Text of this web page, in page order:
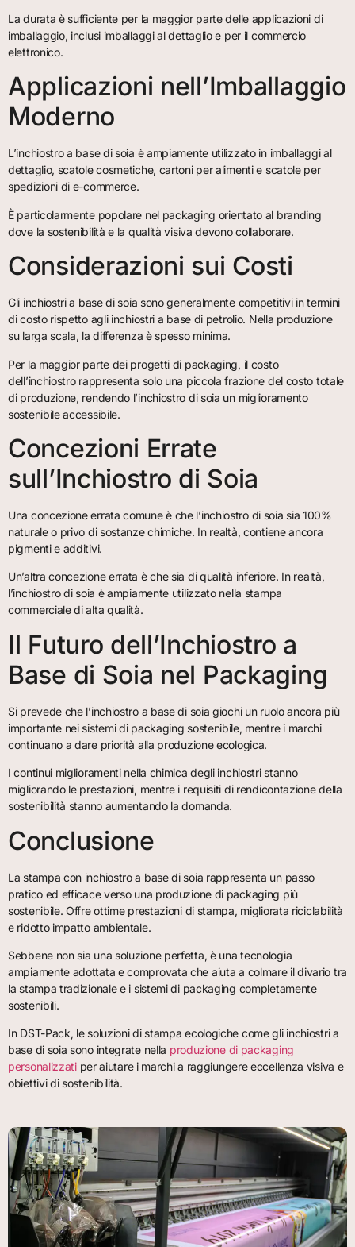
La durata è sufficiente per la maggior parte delle applicazioni di
imballaggio, inclusi imballaggi al dettaglio e per il commercio
elettronico.
Applicazioni nell’Imballaggio
Moderno
L’inchiostro a base di soia è ampiamente utilizzato in imballaggi al
dettaglio, scatole cosmetiche, cartoni per alimenti e scatole per
spedizioni di e-commerce.
È particolarmente popolare nel packaging orientato al branding
dove la sostenibilità e la qualità visiva devono collaborare.
Considerazioni sui Costi
Gli inchiostri a base di soia sono generalmente competitivi in termini
di costo rispetto agli inchiostri a base di petrolio. Nella produzione
su larga scala, la differenza è spesso minima.
Per la maggior parte dei progetti di packaging, il costo
dell’inchiostro rappresenta solo una piccola frazione del costo totale
di produzione, rendendo l’inchiostro di soia un miglioramento
sostenibile accessibile.
Concezioni Errate
sull’Inchiostro di Soia
Una concezione errata comune è che l’inchiostro di soia sia 100%
naturale o privo di sostanze chimiche. In realtà, contiene ancora
pigmenti e additivi.
Un’altra concezione errata è che sia di qualità inferiore. In realtà,
l’inchiostro di soia è ampiamente utilizzato nella stampa
commerciale di alta qualità.
Il Futuro dell’Inchiostro a
Base di Soia nel Packaging
Si prevede che l’inchiostro a base di soia giochi un ruolo ancora più
importante nei sistemi di packaging sostenibile, mentre i marchi
continuano a dare priorità alla produzione ecologica.
I continui miglioramenti nella chimica degli inchiostri stanno
migliorando le prestazioni, mentre i requisiti di rendicontazione della
sostenibilità stanno aumentando la domanda.
Conclusione
La stampa con inchiostro a base di soia rappresenta un passo
pratico ed efficace verso una produzione di packaging più
sostenibile. Offre ottime prestazioni di stampa, migliorata riciclabilità
e ridotto impatto ambientale.
Sebbene non sia una soluzione perfetta, è una tecnologia
ampiamente adottata e comprovata che aiuta a colmare il divario tra
la stampa tradizionale e i sistemi di packaging completamente
sostenibili.
In DST-Pack, le soluzioni di stampa ecologiche come gli inchiostri a
base di soia sono integrate nella produzione di packaging
personalizzatiper aiutare i marchi a raggiungere eccellenza visiva e
obiettivi di sostenibilità.